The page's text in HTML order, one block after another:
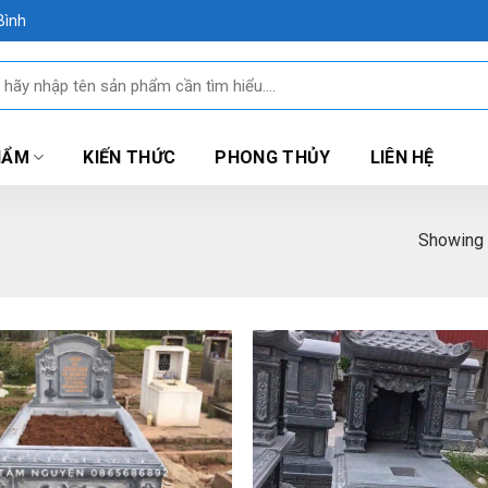
KIẾN THỨC PHONG THỦY LIÊN HỆ